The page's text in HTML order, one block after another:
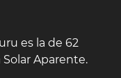
es la de 62
Aparente.